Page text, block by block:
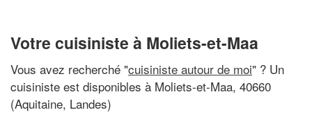
Votre cuisiniste à Moliets-et-Maa
Vous avez recherché "cuisiniste autour de moi" ? Un
cuisiniste est disponibles à Moliets-et-Maa, 40660
(Aquitaine, Landes)